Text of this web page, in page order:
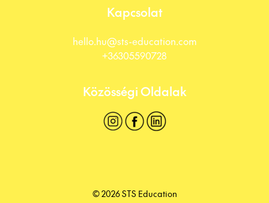
Kapcsolat
hello.hu@sts-education.com
+36305590728
Közösségi Oldalak
© 2026 STS Education